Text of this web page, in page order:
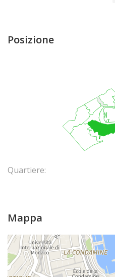
Posizione
Quartiere:
Mappa